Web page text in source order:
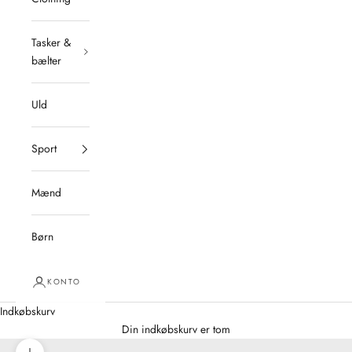
Tasker &
bælter
Uld
Sport
Mænd
Børn
KONTO
Indkøbskurv
Din indkøbskurv er tom